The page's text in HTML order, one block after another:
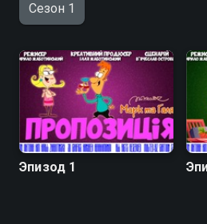
Сезон 1
Эпизод 1